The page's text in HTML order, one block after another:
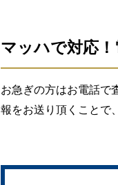
マッハで対応！
お急ぎの方はお電話で
報をお送り頂くことで